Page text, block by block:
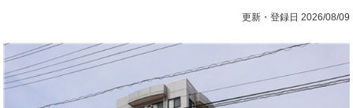
更新・登録日 2026/08/09